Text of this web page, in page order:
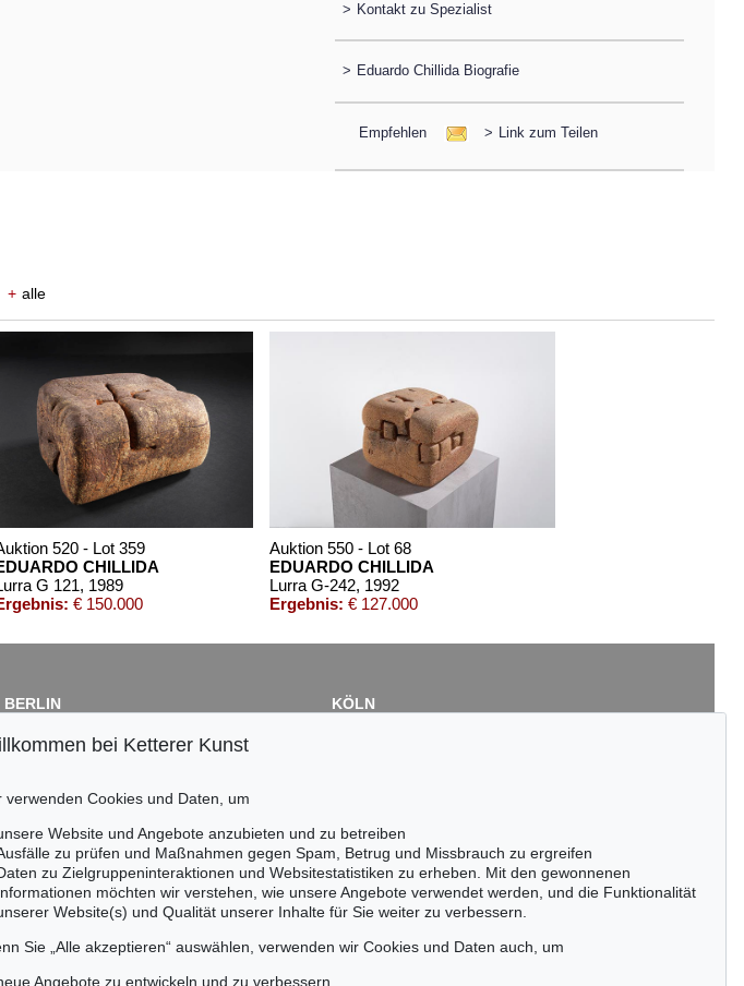
> Kontakt zu Spezialist
> Eduardo Chillida Biografie
Empfehlen > Link zum Teilen
+ alle
520 - Lot 359
CHILLIDA
G 121, 1989
€ 150.000
Auktion 550 - Lot 68
EDUARDO CHILLIDA
Lurra G-242, 1992
Ergebnis: € 127.000
425 - Lot 855
CHILLIDA
, 1994
€ 42.500
Auktion 591 - Lot 145
EDUARDO CHILLIDA
Aundi III
Ergebnis:€ 33.020
Auktion 381 - Lot 227
E. CHILLIDA
Lurra 8
, 1977
Ergebnis:€ 31.720
BERLIN
Fasanenstr. 70
Tel.: +49 (0)30 88 67 53-63
infoberlin@kettererkunst.de
KÖLN
Keine Auktion mehr verpassen!
Wir informieren Sie rechtzeitig.
bei Ketterer Kunst
verwenden Cookies und Daten, um
Website und Angebote anzubieten und zu betreiben
zu prüfen und Maßnahmen gegen Spam, Betrug und Missbrauch zu ergreifen
zu Zielgruppeninteraktionen und Websitestatistiken zu erheben. Mit den gewonnenen
möchten wir verstehen, wie unsere Angebote verwendet werden, und die Funktionalität
Website(s) und Qualität unserer Inhalte für Sie weiter zu verbessern.
Sie „Alle akzeptieren“ auswählen, verwenden wir Cookies und Daten auch, um
Angebote zu entwickeln und zu verbessern